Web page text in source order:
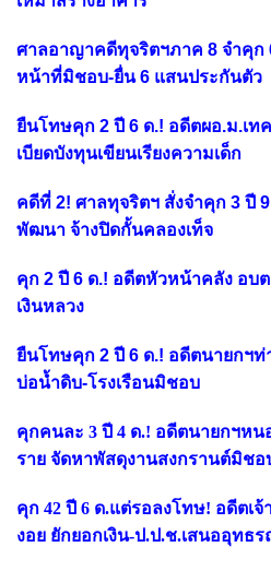
ศาลอาญาคดีทุจริตฯภาค 8 จำคุก
หน้าที่มิชอบ-ยื่น 6 แสนประกันตัว
ยืนโทษคุก 2 ปี 6 ด.! อดีตผอ.ม.เ
เบียดบังทุนเขียนเรียงความเด็ก
คดีที่ 2! ศาลทุจริตฯ สั่งจำคุก 3 ปี
พัฒนา จ้างปิดกั้นคลองเท็จ
คุก 2 ปี 6 ด.! อดีตหัวหน้าคลัง อบ
เงินหลวง
ยืนโทษคุก 2 ปี 6 ด.! อดีตนายกฯท่
บ่อน้ำดิบ-โรงเรือนมิชอบ
คุกคนละ 3 ปี 4 ด.! อดีตนายกฯหน
ราย จัดหาพัสดุงานสงกรานต์มิชอ
คุก 42 ปี 6 ด.แต่รอลงโทษ! อดีตเ
งอย ยักยอกเงิน-ป.ป.ช.เสนออุทธ